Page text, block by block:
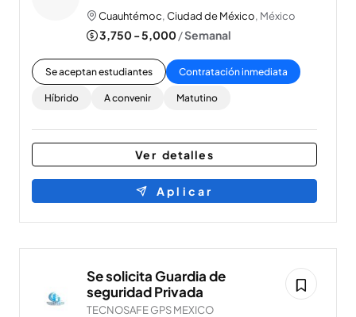
Cuauhtémoc, Ciudad de México, México
3,750 - 5,000/Semanal
Se aceptan estudiantes Contratación inmediata
Híbrido A convenir Matutino
Ver detalles
Aplicar
Se solicita Guardia de
seguridad Privada
TECNOSAFE GPS MEXICO